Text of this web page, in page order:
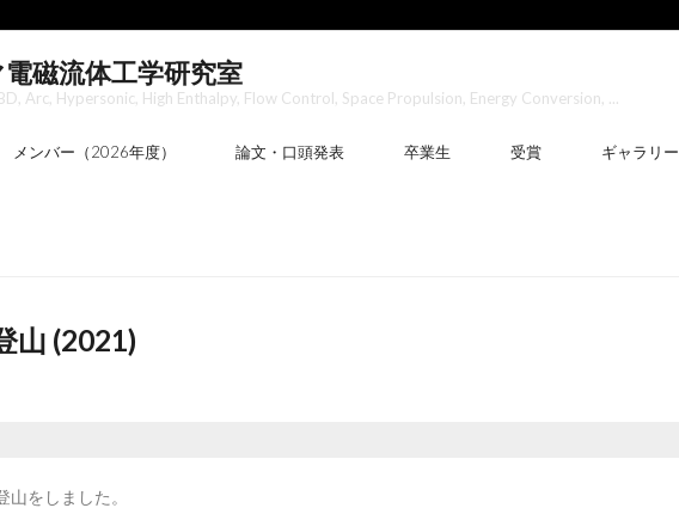
磁流体工学研究室
Arc, Hypersonic, High Enthalpy, Flow Control, Space Propulsion, Energy Conversion, ...
メンバー（2026年度） 論文・口頭発表 卒業生 受賞 ギャラリー
山 (2021)
をしました。